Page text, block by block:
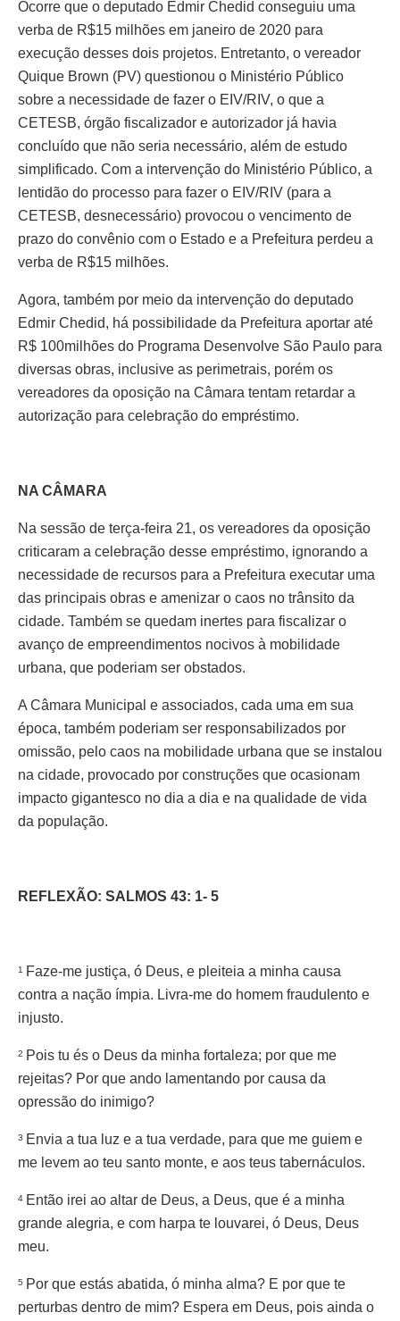
Ocorre que o deputado Edmir Chedid conseguiu uma
verba de R$15 milhões em janeiro de 2020 para
execução desses dois projetos. Entretanto, o vereador
Quique Brown (PV) questionou o Ministério Público
sobre a necessidade de fazer o EIV/RIV, o que a
CETESB, órgão fiscalizador e autorizador já havia
concluído que não seria necessário, além de estudo
simplificado. Com a intervenção do Ministério Público, a
lentidão do processo para fazer o EIV/RIV (para a
CETESB, desnecessário) provocou o vencimento de
prazo do convênio com o Estado e a Prefeitura perdeu a
verba de R$15 milhões.
Agora, também por meio da intervenção do deputado
Edmir Chedid, há possibilidade da Prefeitura aportar até
R$ 100milhões do Programa Desenvolve São Paulo para
diversas obras, inclusive as perimetrais, porém os
vereadores da oposição na Câmara tentam retardar a
autorização para celebração do empréstimo.
NA CÂMARA
Na sessão de terça-feira 21, os vereadores da oposição
criticaram a celebração desse empréstimo, ignorando a
necessidade de recursos para a Prefeitura executar uma
das principais obras e amenizar o caos no trânsito da
cidade. Também se quedam inertes para fiscalizar o
avanço de empreendimentos nocivos à mobilidade
urbana, que poderiam ser obstados.
A Câmara Municipal e associados, cada uma em sua
época, também poderiam ser responsabilizados por
omissão, pelo caos na mobilidade urbana que se instalou
na cidade, provocado por construções que ocasionam
impacto gigantesco no dia a dia e na qualidade de vida
da população.
REFLEXÃO: SALMOS 43: 1- 5
1
Faze-me justiça, ó Deus, e pleiteia a minha causa
contra a nação ímpia. Livra-me do homem fraudulento e
injusto.
2 Pois tu és o Deus da minha fortaleza; por que me
rejeitas? Por que ando lamentando por causa da
opressão do inimigo?
3 Envia a tua luz e a tua verdade, para que me guiem e
me levem ao teu santo monte, e aos teus tabernáculos.
4 Então irei ao altar de Deus, a Deus, que é a minha
grande alegria, e com harpa te louvarei, ó Deus, Deus
meu.
5 Por que estás abatida, ó minha alma? E por que te
perturbas dentro de mim? Espera em Deus, pois ainda o